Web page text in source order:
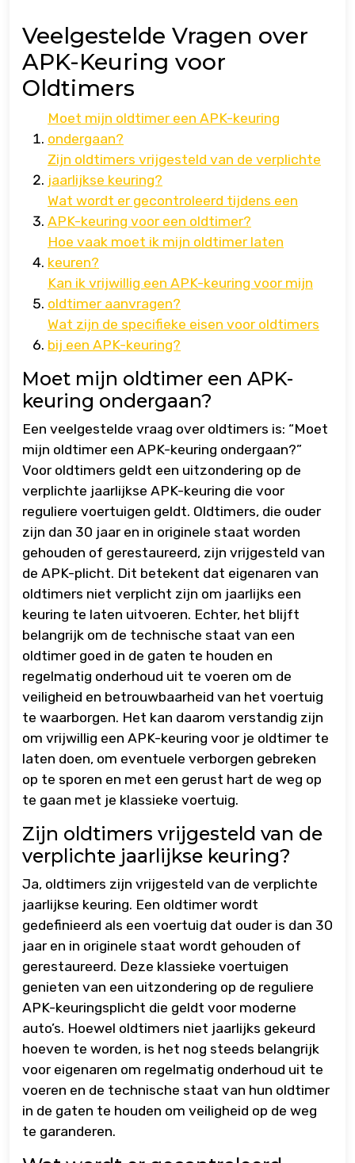
Veelgestelde Vragen over
APK-Keuring voor
Oldtimers
Moet mijn oldtimer een APK-keuring
ondergaan?
Zijn oldtimers vrijgesteld van de verplichte
jaarlijkse keuring?
Wat wordt er gecontroleerd tijdens een
APK-keuring voor een oldtimer?
Hoe vaak moet ik mijn oldtimer laten
keuren?
Kan ik vrijwillig een APK-keuring voor mijn
oldtimer aanvragen?
Wat zijn de specifieke eisen voor oldtimers
bij een APK-keuring?
Moet mijn oldtimer een APK-
keuring ondergaan?
Een veelgestelde vraag over oldtimers is: “Moet
mijn oldtimer een APK-keuring ondergaan?”
Voor oldtimers geldt een uitzondering op de
verplichte jaarlijkse APK-keuring die voor
reguliere voertuigen geldt. Oldtimers, die ouder
zijn dan 30 jaar en in originele staat worden
gehouden of gerestaureerd, zijn vrijgesteld van
de APK-plicht. Dit betekent dat eigenaren van
oldtimers niet verplicht zijn om jaarlijks een
keuring te laten uitvoeren. Echter, het blijft
belangrijk om de technische staat van een
oldtimer goed in de gaten te houden en
regelmatig onderhoud uit te voeren om de
veiligheid en betrouwbaarheid van het voertuig
te waarborgen. Het kan daarom verstandig zijn
om vrijwillig een APK-keuring voor je oldtimer te
laten doen, om eventuele verborgen gebreken
op te sporen en met een gerust hart de weg op
te gaan met je klassieke voertuig.
Zijn oldtimers vrijgesteld van de
verplichte jaarlijkse keuring?
Ja, oldtimers zijn vrijgesteld van de verplichte
jaarlijkse keuring. Een oldtimer wordt
gedefinieerd als een voertuig dat ouder is dan 30
jaar en in originele staat wordt gehouden of
gerestaureerd. Deze klassieke voertuigen
genieten van een uitzondering op de reguliere
APK-keuringsplicht die geldt voor moderne
auto’s. Hoewel oldtimers niet jaarlijks gekeurd
hoeven te worden, is het nog steeds belangrijk
voor eigenaren om regelmatig onderhoud uit te
voeren en de technische staat van hun oldtimer
in de gaten te houden om veiligheid op de weg
te garanderen.